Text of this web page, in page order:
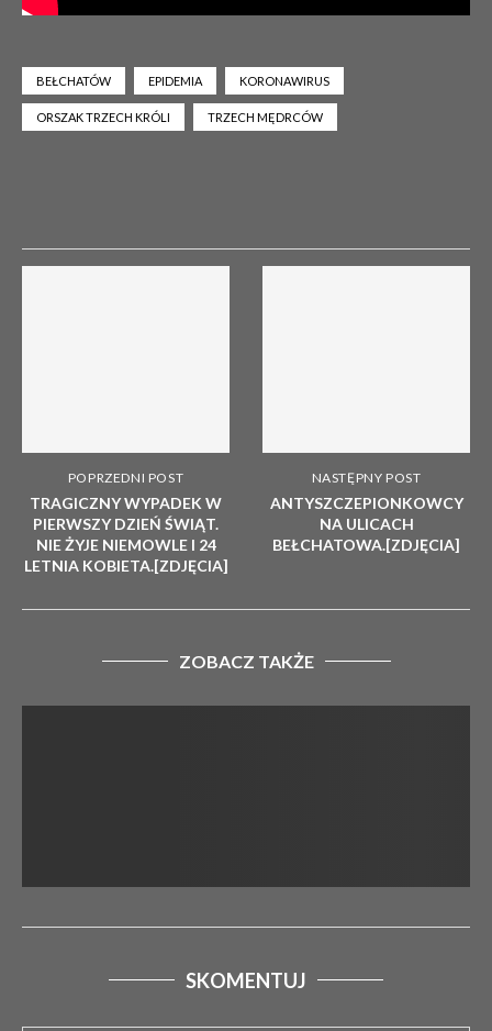
BEŁCHATÓW EPIDEMIA KORONAWIRUS
ORSZAK TRZECH KRÓLI TRZECH MĘDRCÓW
POPRZEDNI POST
TRAGICZNY WYPADEK W
PIERWSZY DZIEŃ ŚWIĄT.
NIE ŻYJE NIEMOWLE I 24
LETNIA KOBIETA.[ZDJĘCIA]
NASTĘPNY POST
ANTYSZCZEPIONKOWCY
NA ULICACH
BEŁCHATOWA.[ZDJĘCIA]
ZOBACZ TAKŻE
SKOMENTUJ